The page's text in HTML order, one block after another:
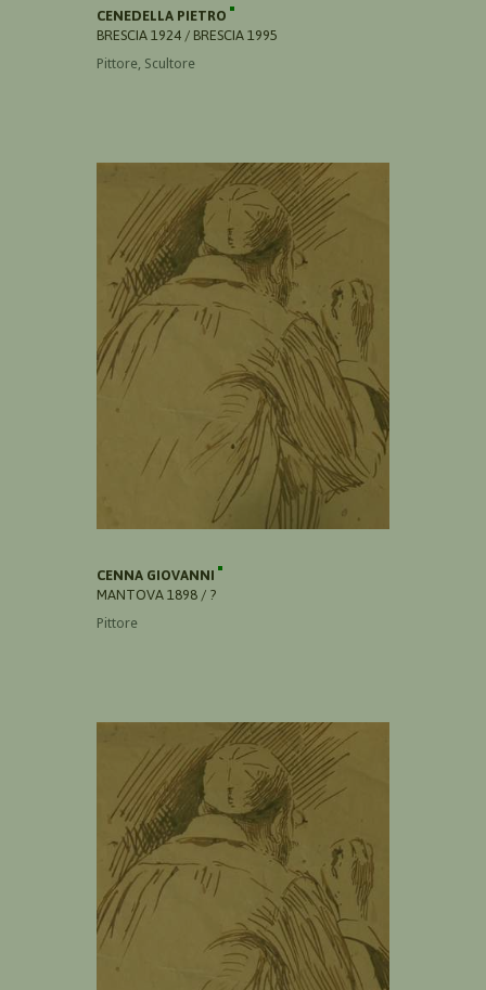
CENEDELLA PIETRO
BRESCIA 1924 / BRESCIA 1995
Pittore, Scultore
CENNA GIOVANNI
MANTOVA 1898 / ?
Pittore